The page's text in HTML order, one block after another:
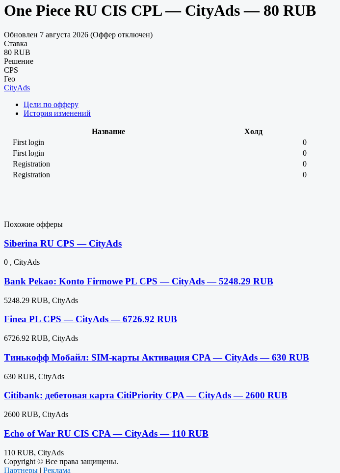
One Piece RU CIS CPL — CityAds — 80 RUB
Обновлен 7 августа 2026 (Оффер отключен)
Ставка
80 RUB
Решение
CPS
Гео
CityAds
Цели по офферу
История изменений
Название Холд
First login
0
First login
0
Registration
0
Registration
0
Похожие офферы
Siberina RU CPS — CityAds
0 , CityAds
Bank Pekao: Konto Firmowe PL CPS — CityAds — 5248.29 RUB
5248.29 RUB, CityAds
Finea PL CPS — CityAds — 6726.92 RUB
6726.92 RUB, CityAds
Тинькофф Мобайл: SIM-карты Активация CPA — CityAds — 630 RUB
630 RUB, CityAds
Citibank: дебетовая карта CitiPriority CPA — CityAds — 2600 RUB
2600 RUB, CityAds
Echo of War RU CIS CPA — CityAds — 110 RUB
110 RUB, CityAds
Copyright © Все права защищены.
Партнеры | Реклама